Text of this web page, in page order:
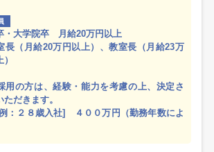
・大学院卒 月給20万円以上
長（月給20万円以上）、教室長（月給23万
用の方は、経験・能力を考慮の上、決定さ
ただきます。
：２８歳入社] ４００万円（勤務年数によ